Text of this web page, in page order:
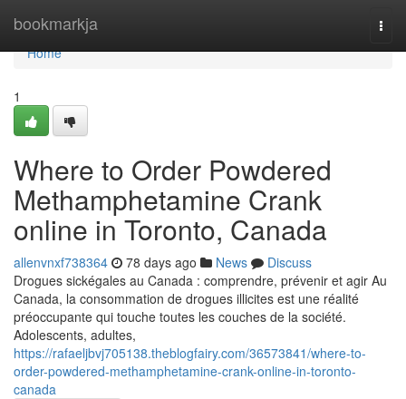
bookmarkja
Home
Home
1
Where to Order Powdered
Methamphetamine Crank
online in Toronto, Canada
allenvnxf738364 78 days ago News
Discuss
Drogues sickégales au Canada : comprendre, prévenir et agir Au
Canada, la consommation de drogues illicites est une réalité
préoccupante qui touche toutes les couches de la société.
Adolescents, adultes,
https://rafaeljbvj705138.theblogfairy.com/36573841/where-to-
order-powdered-methamphetamine-crank-online-in-toronto-
canada